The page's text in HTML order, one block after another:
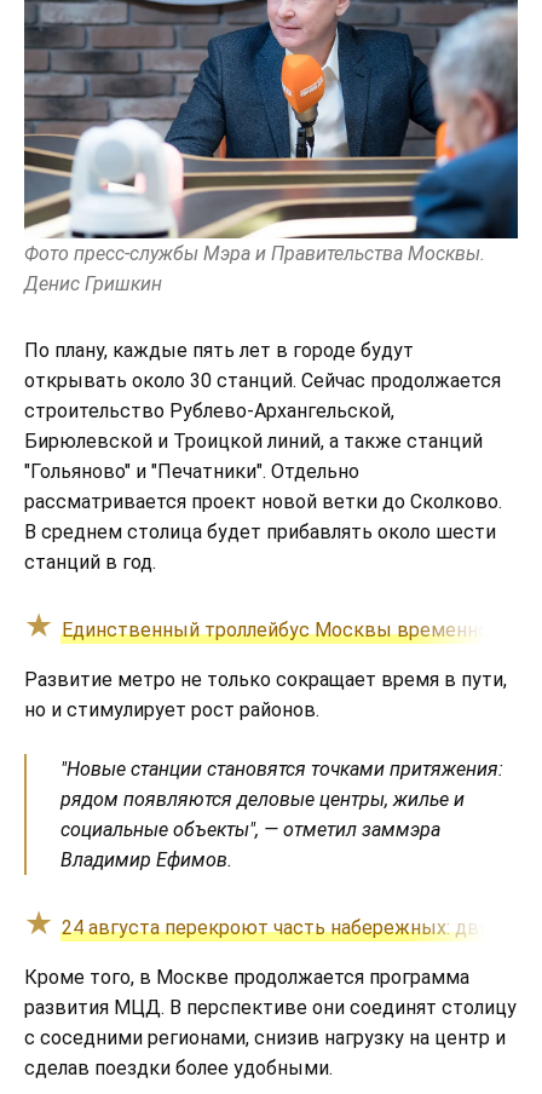
Фото пресс-службы Мэра и Правительства Москвы.
Денис Гришкин
По плану, каждые пять лет в городе будут
открывать около 30 станций. Сейчас продолжается
строительство Рублево-Архангельской,
Бирюлевской и Троицкой линий, а также станций
"Гольяново" и "Печатники". Отдельно
рассматривается проект новой ветки до Сколково.
В среднем столица будет прибавлять около шести
станций в год.
Единственный троллейбус Москвы временно
Развитие метро не только сокращает время в пути,
но и стимулирует рост районов.
"Новые станции становятся точками притяжения:
рядом появляются деловые центры, жилье и
социальные объекты", — отметил заммэра
Владимир Ефимов.
24 августа перекроют часть набережных:
Кроме того, в Москве продолжается программа
развития МЦД. В перспективе они соединят столицу
с соседними регионами, снизив нагрузку на центр и
сделав поездки более удобными.